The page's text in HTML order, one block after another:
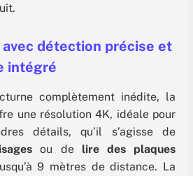
avec détection précise et
intégré
complètement inédite, la
une résolution 4K, idéale pour
détails, qu’il s’agisse de
ou de lire des plaques
9 mètres de distance. La